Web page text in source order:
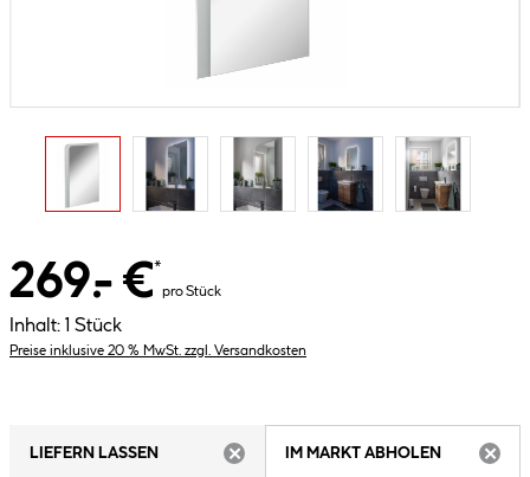
269.- €*
pro Stück
Inhalt: 1 Stück
Preise inklusive 20 % MwSt. zzgl. Versandkosten
LIEFERN LASSEN
IM MARKT ABHOLEN